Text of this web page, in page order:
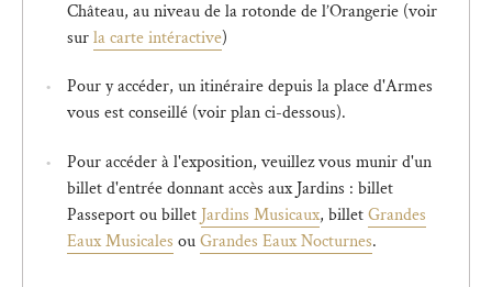
Château, au niveau de la rotonde de l’Orangerie (voir
surla carte intéractive)
Pour y accéder, un itinéraire depuis la place d'Armes
vous est conseillé (voir plan ci-dessous).
Pour accéder à l'exposition, veuillez vous munir d'un
billet d'entrée donnant accès aux Jardins : billet
Passeport ou billet Jardins Musicaux, billetGrandes
Eaux Musicales ouGrandes Eaux Nocturnes.